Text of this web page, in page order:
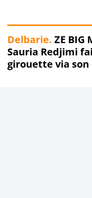
Delbarie. ZE BIG
Sauria Redjimi
girouette via son